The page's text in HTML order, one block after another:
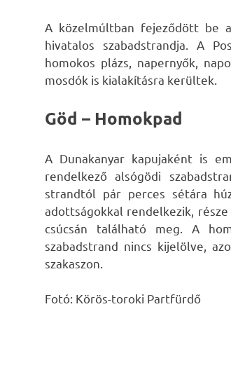
A közelmúltban fejeződött be
hivatalos szabadstrandja. A
homokos plázs, napernyők,
mosdók is kialakításra kerültek.
Göd – Homokpad
A Dunakanyar kapujaként is
rendelkező alsógödi
strandtól pár perces sétára
adottságokkal rendelkezik,
csúcsán található meg. A
szabadstrand nincs kijelölve,
szakaszon.
Fotó: Körös-toroki Partfürdő